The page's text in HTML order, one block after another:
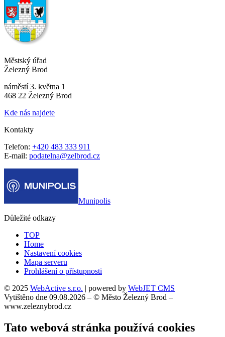
Městský úřad
Železný Brod
náměstí 3. května 1
468 22 Železný Brod
Kde nás najdete
Kontakty
Telefon: +420 483 333 911
E-mail: podatelna@zelbrod.cz
Munipolis
Důležité odkazy
TOP
Home
Nastavení cookies
Mapa serveru
Prohlášení o přístupnosti
© 2025 WebActive s.r.o. | powered by WebJET CMS
Vytištěno dne 09.08.2026 – © Město Železný Brod –
www.zeleznybrod.cz
Tato webová stránka používá cookies